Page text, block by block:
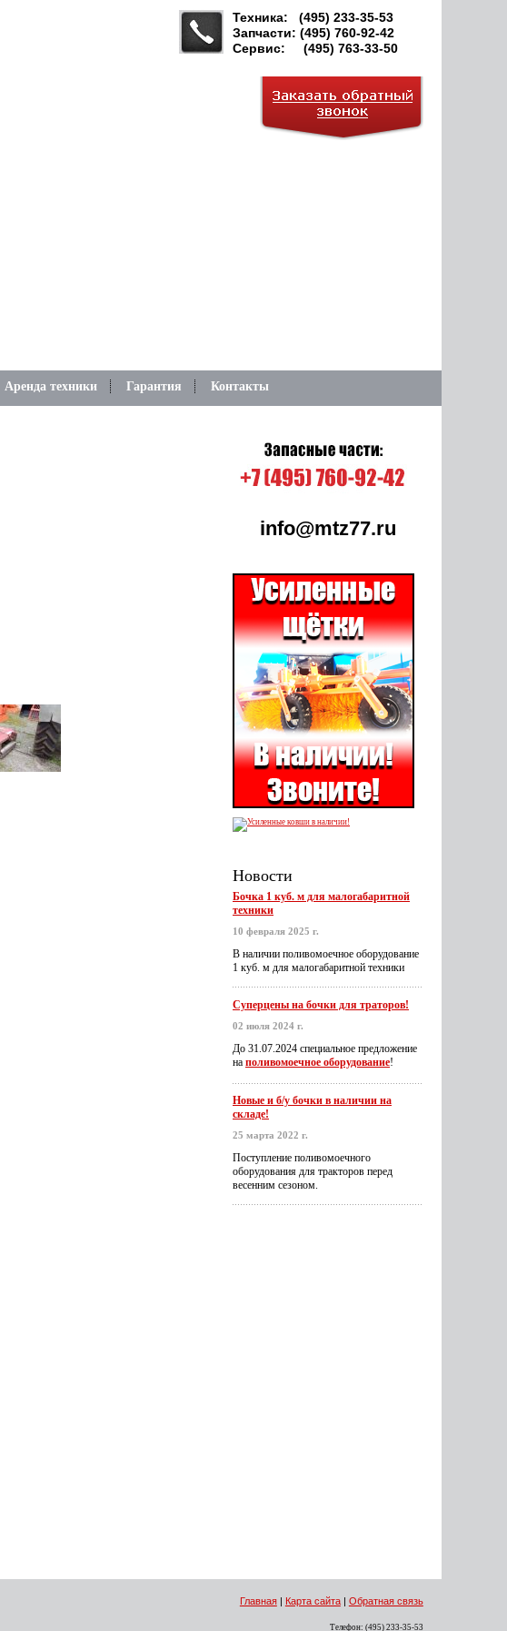
Техника: (495) 233-35-53
Запчасти: (495) 760-92-42
Сервис: (495) 763-33-50
Аренда техники Гарантия Контакты
info@mtz77.ru
Новости
Бочка 1 куб. м для малогабаритной
техники
10 февраля 2025 г.
В наличии поливомоечное оборудование
1 куб. м для малогабаритной техники
Суперцены на бочки для траторов!
02 июля 2024 г.
До 31.07.2024 специальное предложение
на поливомоечное оборудование!
Новые и б/у бочки в наличии на
складе!
25 марта 2022 г.
Поступление поливомоечного
оборудования для тракторов перед
весенним сезоном.
Главная| Карта сайта| Обратная связь
Телефон: (495) 233-35-53